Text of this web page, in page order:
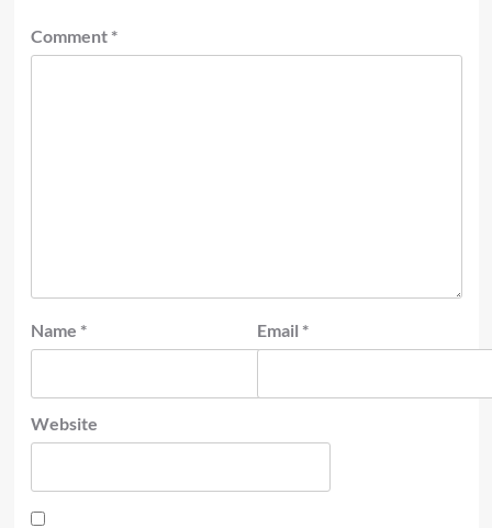
Comment *
Name * Email *
Website